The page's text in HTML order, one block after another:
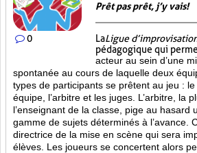
0
Prêt pas prêt, j’y vais!
LaLigue
pédagogique qui
acteur au sein d’une
spontanée au cours de laquelle deux
types de participants se prêtent au jeu :
équipe, l’arbitre et les juges. L’arbitre, la
l’enseignant de la classe, pige au hasard
gamme de sujets déterminés à l’avance.
directrice de la mise en scène qui sera
élèves. Les joueurs se concertent alors